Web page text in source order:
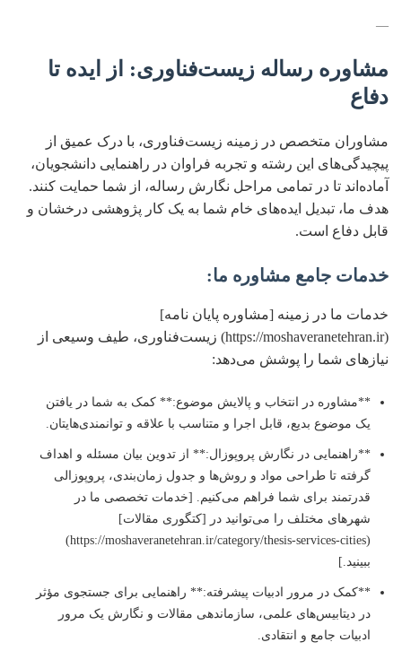
—
مشاوره رساله زیست‌فناوری: از ایده تا
دفاع
مشاوران متخصص در زمینه زیست‌فناوری، با درک عمیق از
پیچیدگی‌های این رشته و تجربه فراوان در راهنمایی دانشجویان،
آماده‌اند تا در تمامی مراحل نگارش رساله، از شما حمایت کنند.
هدف ما، تبدیل ایده‌های خام شما به یک کار پژوهشی درخشان و
قابل دفاع است.
خدمات جامع مشاوره ما:
خدمات ما در زمینه [مشاوره پایان نامه]
(https://moshaveranetehran.ir) زیست‌فناوری، طیف وسیعی از
نیازهای شما را پوشش می‌دهد:
**مشاوره در انتخاب و پالایش موضوع:** کمک به شما در یافتن
یک موضوع بدیع، قابل اجرا و متناسب با علاقه و توانمندی‌هایتان.
**راهنمایی در نگارش پروپوزال:** از تدوین بیان مسئله و اهداف
گرفته تا طراحی مواد و روش‌ها و جدول زمان‌بندی، پروپوزالی
قدرتمند برای شما فراهم می‌کنیم. [خدمات تخصصی ما در
شهرهای مختلف را می‌توانید در [کتگوری مقالات]
(https://moshaveranetehran.ir/category/thesis-services-cities)
ببینید.]
**کمک در مرور ادبیات پیشرفته:** راهنمایی برای جستجوی مؤثر
در دیتابیس‌های علمی، سازماندهی مقالات و نگارش یک مرور
ادبیات جامع و انتقادی.